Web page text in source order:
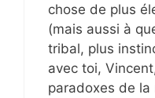
chose de plus
(mais aussi à
tribal, plus
avec toi,
paradoxes de